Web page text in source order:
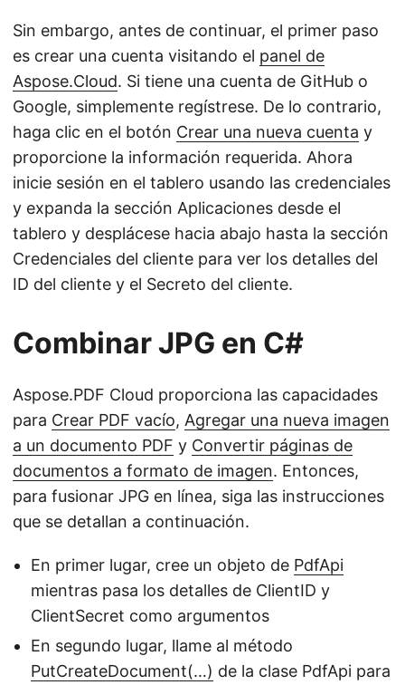
Sin embargo, antes de continuar, el primer paso
es crear una cuenta visitando el panel de
Aspose.Cloud. Si tiene una cuenta de GitHub o
Google, simplemente regístrese. De lo contrario,
haga clic en el botón Crear una nueva cuenta y
proporcione la información requerida. Ahora
inicie sesión en el tablero usando las credenciales
y expanda la sección Aplicaciones desde el
tablero y desplácese hacia abajo hasta la sección
Credenciales del cliente para ver los detalles del
ID del cliente y el Secreto del cliente.
Combinar JPG en C#
Aspose.PDF Cloud proporciona las capacidades
para Crear PDF vacío, Agregar una nueva imagen
a un documento PDF y Convertir páginas de
documentos a formato de imagen. Entonces,
para fusionar JPG en línea, siga las instrucciones
que se detallan a continuación.
En primer lugar, cree un objeto de PdfApi
mientras pasa los detalles de ClientID y
ClientSecret como argumentos
En segundo lugar, llame al método
PutCreateDocument(…) de la clase PdfApi para